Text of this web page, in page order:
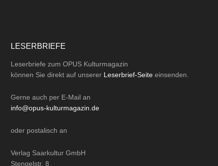
LESERBRIEFE
Leserbriefe zum OPUS Kulturmagazin
können Sie direkt auf unserer Leserbrief-Seite einsenden.
Gerne auch per E-Mail an
info@opus-kulturmagazin.de
oder postalisch an
Verlag Saarkultur GmbH
Stengelstr. 8